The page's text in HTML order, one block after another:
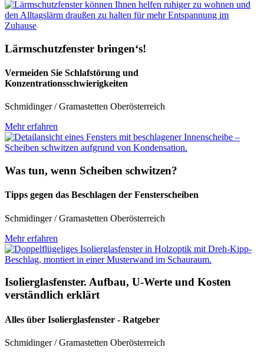
Lärmschutzfenster bringen‘s!
Vermeiden Sie Schlafstörung und
Konzentrationsschwierigkeiten
Schmidinger / Gramastetten Oberösterreich
Mehr erfahren
Was tun, wenn Scheiben schwitzen?
Tipps gegen das Beschlagen der Fensterscheiben
Schmidinger / Gramastetten Oberösterreich
Mehr erfahren
Isolierglasfenster. Aufbau, U-Werte und Kosten
verständlich erklärt
Alles über Isolierglasfenster - Ratgeber
Schmidinger / Gramastetten Oberösterreich